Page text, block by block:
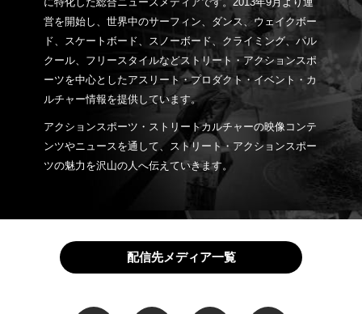
営を開始し、世界中のサーフィン、ダンス、ウェイクボー
ド、スケートボード、スノーボード、クライミング、パル
クール、フリースタイルなどストリート・アクションスポ
ーツを中心としたアスリート・プロダクト・イベント・カ
ルチャー情報を提供しています。
アクションスポーツ・ストリートカルチャーの映像コンテ
ンツやニュースを通して、ストリート・アクションスポー
ツの魅力を沢山の人へ伝えていきます。
配信先メディア一覧